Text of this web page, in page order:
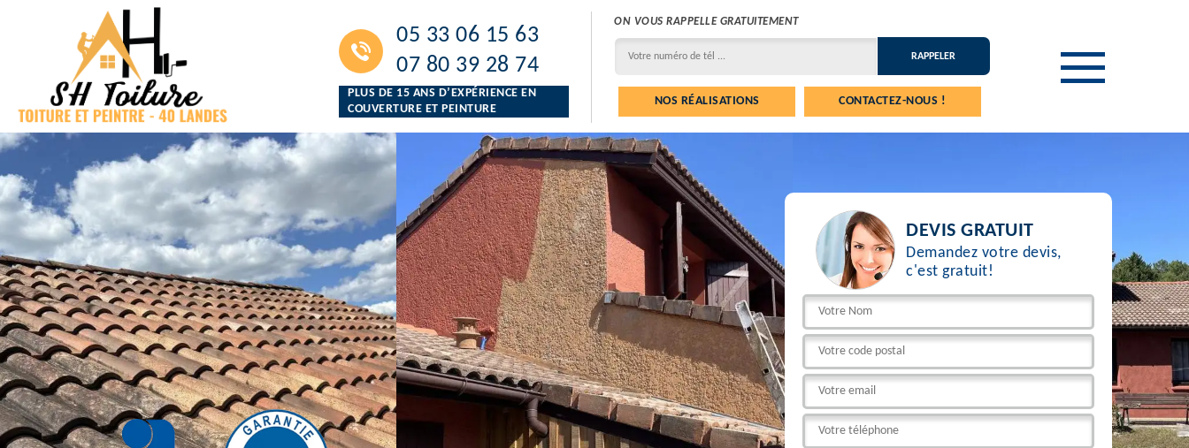
05 33 06 15 63
07 80 39 28 74
PLUS DE 15 ANS D’EXPÉRIENCE EN
COUVERTURE ET PEINTURE
ON VOUS RAPPELLE GRATUITEMENT
NOS RÉALISATIONS CONTACTEZ-NOUS !
DEVIS GRATUIT
Demandez votre devis,
c'est gratuit!